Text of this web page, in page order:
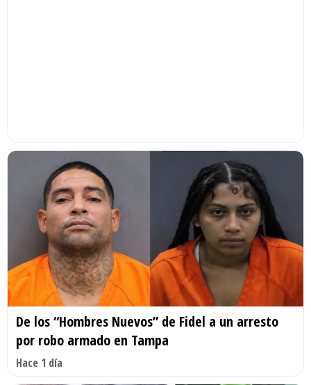
De los “Hombres Nuevos” de Fidel a un arresto
por robo armado en Tampa
Hace 1 día